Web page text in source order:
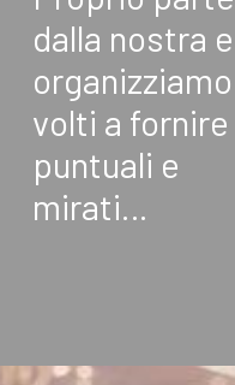
dalla nostra
volti a
puntuali e
mirati…